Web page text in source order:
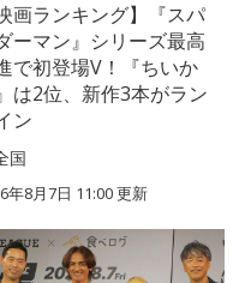
映画ランキング】『スパ
ーマン』シリーズ最高
で初登場V！『ちいか
は2位、新作3本がラン
ン
国
年8月7日 11:00更新